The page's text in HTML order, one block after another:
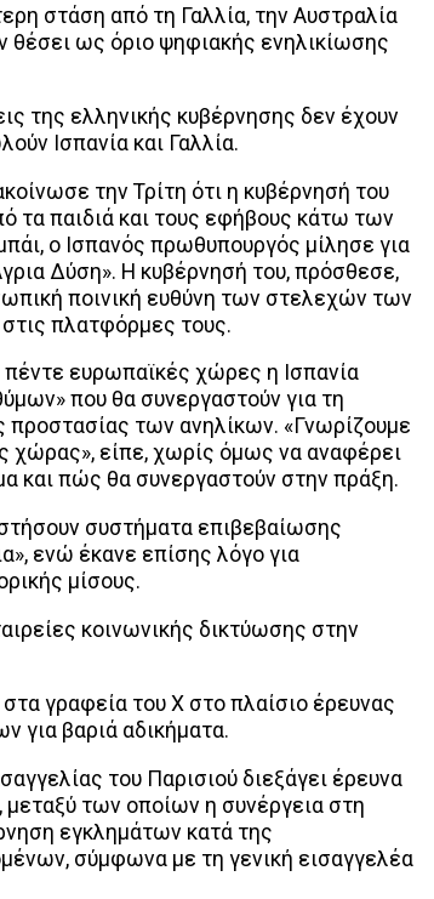
στάση από τη Γαλλία, την Αυστραλία
θέσει ως όριο ψηφιακής ενηλικίωσης
της ελληνικής κυβέρνησης δεν έχουν
Ισπανία και Γαλλία.
την Τρίτη ότι η κυβέρνησή του
τα παιδιά και τους εφήβους κάτω των
ο Ισπανός πρωθυπουργός μίλησε για
Δύση». Η κυβέρνησή του, πρόσθεσε,
ποινική ευθύνη των στελεχών των
πλατφόρμες τους.
ευρωπαϊκές χώρες η Ισπανία
που θα συνεργαστούν για τη
προστασίας των ανηλίκων. «Γνωρίζουμε
χώρας», είπε, χωρίς όμως να αναφέρει
και πώς θα συνεργαστούν στην πράξη.
συστήματα επιβεβαίωσης
ενώ έκανε επίσης λόγο για
μίσους.
κοινωνικής δικτύωσης στην
γραφεία του Χ στο πλαίσιο έρευνας
για βαριά αδικήματα.
του Παρισιού διεξάγει έρευνα
των οποίων η συνέργεια στη
εγκλημάτων κατά της
σύμφωνα με τη γενική εισαγγελέα